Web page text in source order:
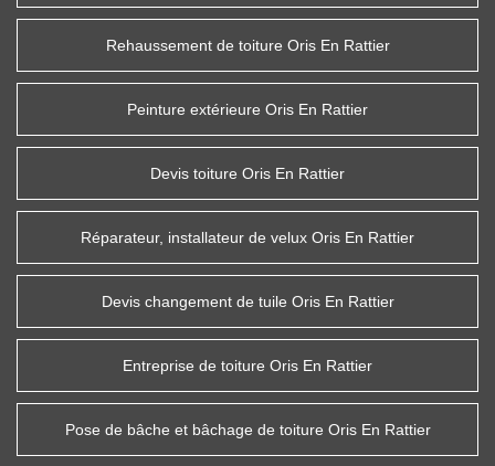
Rehaussement de toiture Oris En Rattier
Peinture extérieure Oris En Rattier
Devis toiture Oris En Rattier
Réparateur, installateur de velux Oris En Rattier
Devis changement de tuile Oris En Rattier
Entreprise de toiture Oris En Rattier
Pose de bâche et bâchage de toiture Oris En Rattier